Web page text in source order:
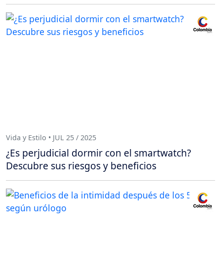
Vida y Estilo • JUL 25 / 2025
¿Es perjudicial dormir con el smartwatch?
Descubre sus riesgos y beneficios